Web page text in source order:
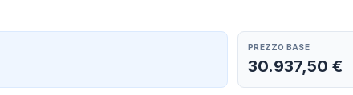
PREZZO BASE
30.937,50 €